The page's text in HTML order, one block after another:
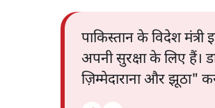
पाकिस्तान के विदेश
अपनी सुरक्षा के लिए हैं।
ज़िम्मेदाराना और झूठा"